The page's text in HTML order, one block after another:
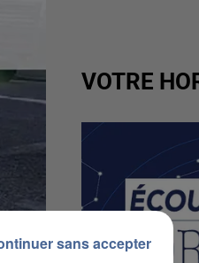
VOTRE
sans accepter